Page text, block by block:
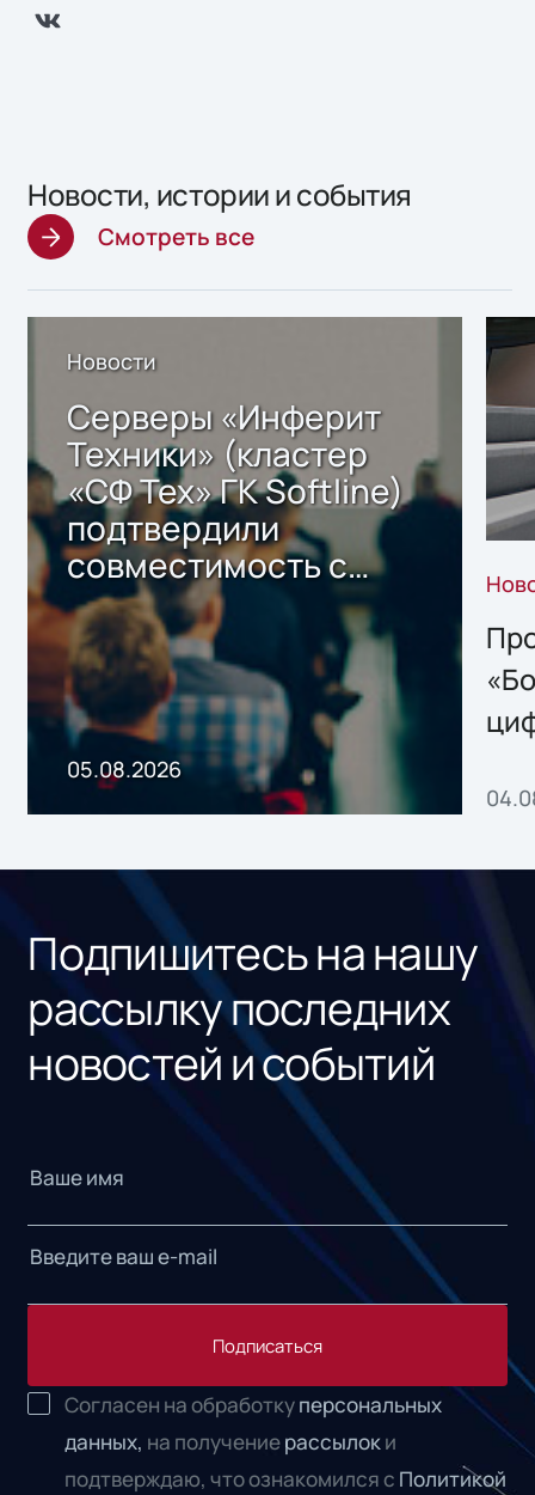
Новости, истории и события
Смотреть все
Новости
Серверы «Инферит
Техники» (кластер
«СФ Тех» ГК Softline)
подтвердили
совместимость с
решением Sharx
Storage 2.x для
хранения данных
05.08.2026
Подпишитесь на нашу
рассылку последних
новостей и событий
Подписаться
Согласен на обработкуперсональных
данных, на получениерассылоки
подтверждаю, что ознакомился с Политикой